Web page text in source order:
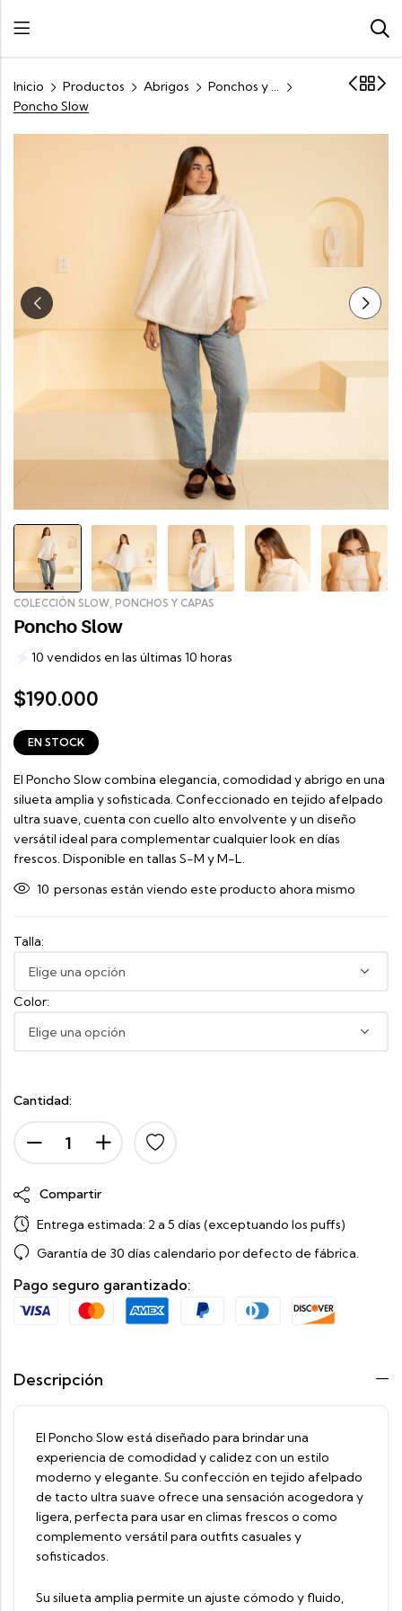
Inicio Productos Abrigos
Ponchos y Capas
Poncho Slow
COLECCIÓN SLOW, PONCHOS Y CAPAS
Poncho Slow
10 vendidos en las últimas 10 horas
$190.000
EN STOCK
El Poncho Slow combina elegancia, comodidad y abrigo en una
silueta amplia y sofisticada. Confeccionado en tejido afelpado
ultra suave, cuenta con cuello alto envolvente y un diseño
versátil ideal para complementar cualquier look en días
frescos. Disponible en tallas S-M y M-L.
10 personas están viendo este producto ahora mismo
Talla:
Color:
Cantidad:
Compartir
Entrega estimada: 2 a 5 días (exceptuando los puffs)
Garantía de 30 días calendario por defecto de fábrica.
Pago seguro garantizado:
Descripción
El Poncho Slow está diseñado para brindar una
experiencia de comodidad y calidez con un estilo
moderno y elegante. Su confección en tejido afelpado
de tacto ultra suave ofrece una sensación acogedora y
ligera, perfecta para usar en climas frescos o como
complemento versátil para outfits casuales y
sofisticados.
Su silueta amplia permite un ajuste cómodo y fluido,